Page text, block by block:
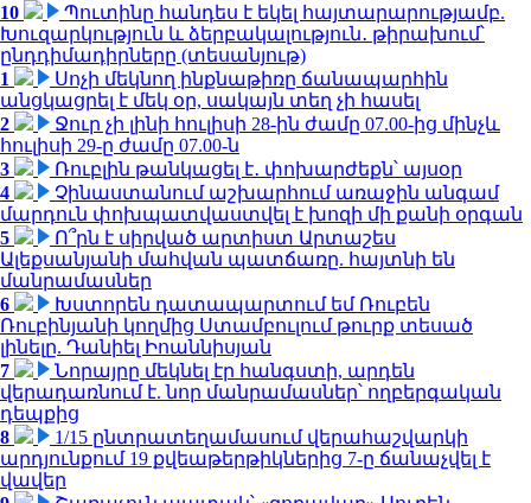
10
Պուտինը հանդես է եկել հայտարարությամբ.
Խուզարկություն և ձերբակալություն․ թիրախում՝
ընդդիմադիրները (տեսանյութ)
1
Սոչի մեկնող ինքնաթիռը ճանապարհին
անցկացրել է մեկ օր, սակայն տեղ չի հասել
2
Ջուր չի լինի հուլիսի 28-ին ժամը 07.00-ից մինչև
հուլիսի 29-ը ժամը 07.00-ն
3
Ռուբլին թանկացել է․ փոխարժեքն՝ այսօր
4
Չինաստանում աշխարհում առաջին անգամ
մարդուն փոխպատվաստվել է խոզի մի քանի օրգան
5
Ո՞րն է սիրված արտիստ Արտաշես
Ալեքսանյանի մահվան պատճառը. հայտնի են
մանրամասներ
6
Խստորեն դատապարտում եմ Ռուբեն
Ռուբինյանի կողմից Ստամբուլում թուրք տեսած
լինելը. Դանիել Իոաննիսյան
7
Նորայրը մեկնել էր հանգստի, արդեն
վերադառնում է. նոր մանրամասներ՝ ողբերգական
դեպքից
8
1/15 ընտրատեղամասում վերահաշվարկի
արդյունքում 19 քվեաթերթիկներից 7-ը ճանաչվել է
վավեր